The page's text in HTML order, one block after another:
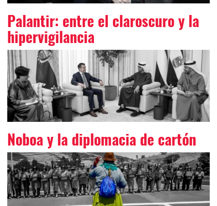
Palantir: entre el claroscuro y la
hipervigilancia
Noboa y la diplomacia de cartón